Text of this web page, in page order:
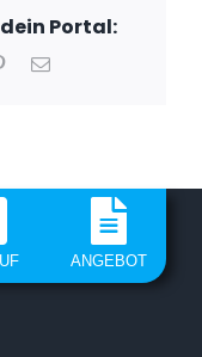
Portal:
Pinterest
E-
ANGEBOT